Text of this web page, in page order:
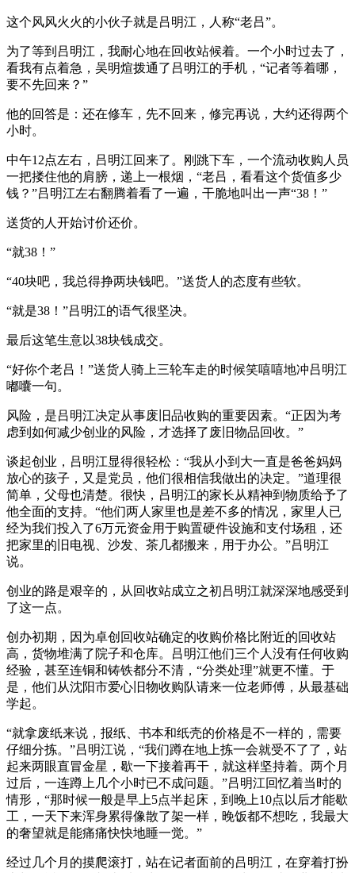
这个风风火火的小伙子就是吕明江，人称“老吕”。
为了等到吕明江，我耐心地在回收站候着。一个小时过去了，
看我有点着急，吴明煊拨通了吕明江的手机，“记者等着哪，
要不先回来？”
他的回答是：还在修车，先不回来，修完再说，大约还得两个
小时。
中午12点左右，吕明江回来了。刚跳下车，一个流动收购人员
一把搂住他的肩膀，递上一根烟，“老吕，看看这个货值多少
钱？”吕明江左右翻腾着看了一遍，干脆地叫出一声“38！”
送货的人开始讨价还价。
“就38！”
“40块吧，我总得挣两块钱吧。”送货人的态度有些软。
“就是38！”吕明江的语气很坚决。
最后这笔生意以38块钱成交。
“好你个老吕！”送货人骑上三轮车走的时候笑嘻嘻地冲吕明江
嘟囔一句。
风险，是吕明江决定从事废旧品收购的重要因素。“正因为考
虑到如何减少创业的风险，才选择了废旧物品回收。”
谈起创业，吕明江显得很轻松：“我从小到大一直是爸爸妈妈
放心的孩子，又是党员，他们很相信我做出的决定。”道理很
简单，父母也清楚。很快，吕明江的家长从精神到物质给予了
他全面的支持。“他们两人家里也是差不多的情况，家里人已
经为我们投入了6万元资金用于购置硬件设施和支付场租，还
把家里的旧电视、沙发、茶几都搬来，用于办公。”吕明江
说。
创业的路是艰辛的，从回收站成立之初吕明江就深深地感受到
了这一点。
创办初期，因为卓创回收站确定的收购价格比附近的回收站
高，货物堆满了院子和仓库。吕明江他们三个人没有任何收购
经验，甚至连铜和铸铁都分不清，“分类处理”就更不懂。于
是，他们从沈阳市爱心旧物收购队请来一位老师傅，从最基础
学起。
“就拿废纸来说，报纸、书本和纸壳的价格是不一样的，需要
仔细分拣。”吕明江说，“我们蹲在地上拣一会就受不了了，站
起来两眼直冒金星，歇一下接着再干，就这样坚持着。两个月
过后，一连蹲上几个小时已不成问题。”吕明江回忆着当时的
情形，“那时候一般是早上5点半起床，到晚上10点以后才能歇
工，一天下来浑身累得像散了架一样，晚饭都不想吃，我最大
的奢望就是能痛痛快快地睡一觉。”
经过几个月的摸爬滚打，站在记者面前的吕明江，在穿着打扮